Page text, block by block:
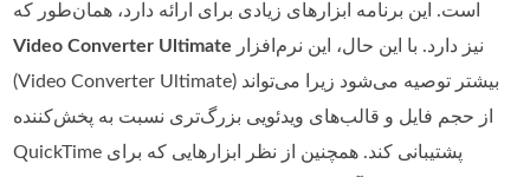
است. این برنامه ابزارهای زیادی برای ارائه دارد، همان‌طور که
Video Converter Ultimate
(Video Converter Ultimate) بیشتر توصیه می‌شود زیرا می‌تواند
از حجم فایل و قالب‌های ویدئویی بزرگ‌تری نسبت به پخش‌کننده
QuickTime پشتیبانی کند. همچنین از نظر ابزارهایی که برای